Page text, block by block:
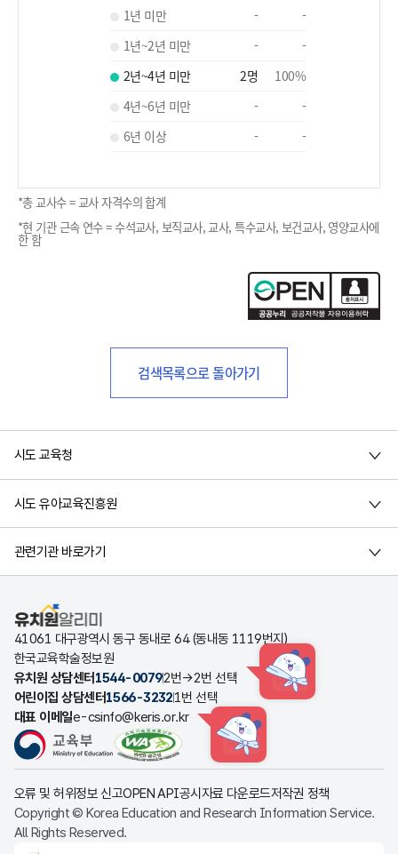
1년 미만 -
-
1년~2년 미만
-
-
2년~4년 미만
2명 100%
4년~6년 미만
-
-
6년 이상
- -
*총 교사수 = 교사 자격수의 합계
*현 기관 근속 연수 = 수석교사, 보직교사, 교사, 특수교사, 보건교사, 영양교사에
한 함
검색목록으로 돌아가기
시도 교육청
시도 유아교육진흥원
관련기관 바로가기
유치원알리미
41061 대구광역시 동구 동내로 64 (동내동 1119번지)
한국교육학술정보원
유치원 상담센터 1544-00792번→2번 선택 HINT
어린이집 상담센터1566-32321번 선택
대표 이메일e-csinfo@keris.or.kr
HINT
오류 및 허위정보 신고OPEN API공시자료 다운로드저작권 정책
Copyright © Korea Education and Research Information Service.
All Rights Reserved.